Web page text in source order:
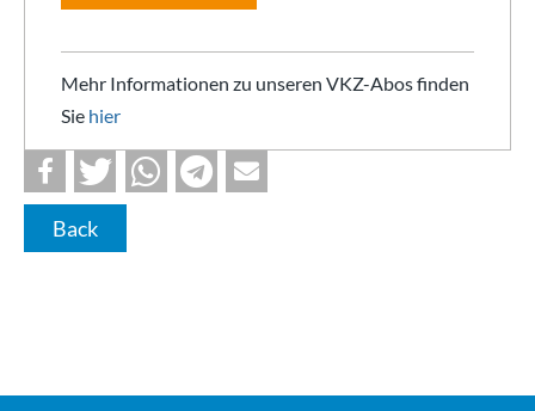
Mehr Informationen zu unseren VKZ-Abos finden
Sie hier
Back